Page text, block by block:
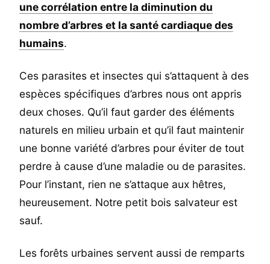
une corrélation entre la diminution du
nombre d’arbres et la santé cardiaque des
humains.
Ces parasites et insectes qui s’attaquent à des
espèces spécifiques d’arbres nous ont appris
deux choses. Qu’il faut garder des éléments
naturels en milieu urbain et qu’il faut maintenir
une bonne variété d’arbres pour éviter de tout
perdre à cause d’une maladie ou de parasites.
Pour l’instant, rien ne s’attaque aux hêtres,
heureusement. Notre petit bois salvateur est
sauf.
Les forêts urbaines servent aussi de remparts